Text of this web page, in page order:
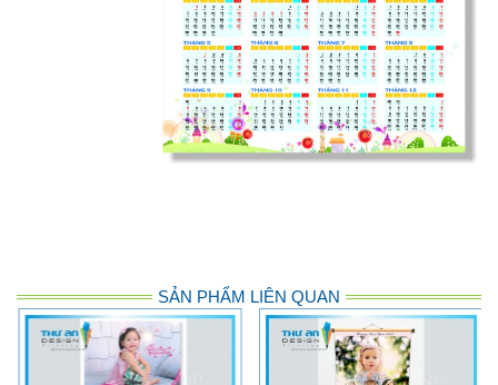
SẢN PHẨM LIÊN QUAN